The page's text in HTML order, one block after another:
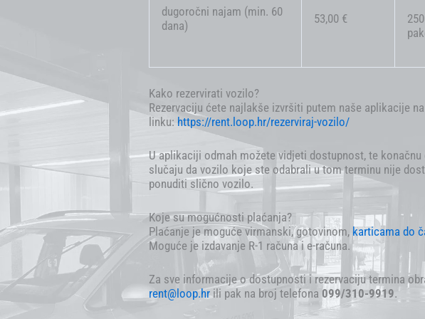
dugoročni najam (min. 60
dana)
53,00 €
Kako rezervirati vozilo?
Rezervaciju ćete najlakše izvršiti putem naše aplikacije na
linku: https://rent.loop.hr/rezerviraj-vozilo/
U aplikaciji odmah možete vidjeti dostupnost, te konačnu
slučaju da vozilo koje ste odabrali u tom terminu nije
ponuditi slično vozilo.
Koje su mogućnosti plaćanja?
Plaćanje je moguće virmanski, gotovinom, karticama do
Moguće je izdavanje R-1 računa i e-računa.
Za sve informacije o dostupnosti i rezervaciju termina
rent@loop.hrili pak na broj telefona 099/310-9919.